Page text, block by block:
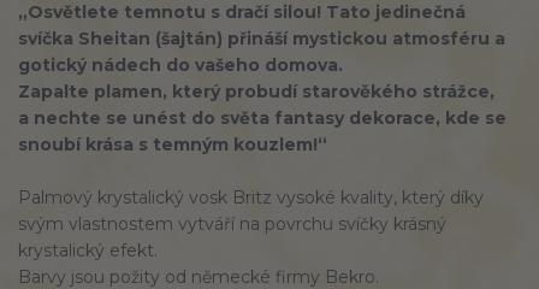
„Osvětlete temnotu s dračí silou! Tato jedinečná
svíčka Sheitan (šajtán) přináší mystickou atmosféru a
gotický nádech do vašeho domova.
Zapalte plamen, který probudí starověkého strážce,
a nechte se unést do světa fantasy dekorace, kde se
snoubí krása s temným kouzlem!“
Palmový krystalický vosk Britz vysoké kvality, který díky
svým vlastnostem vytváří na povrchu svíčky krásný
krystalický efekt.
Barvy jsou požity od německé firmy Bekro.